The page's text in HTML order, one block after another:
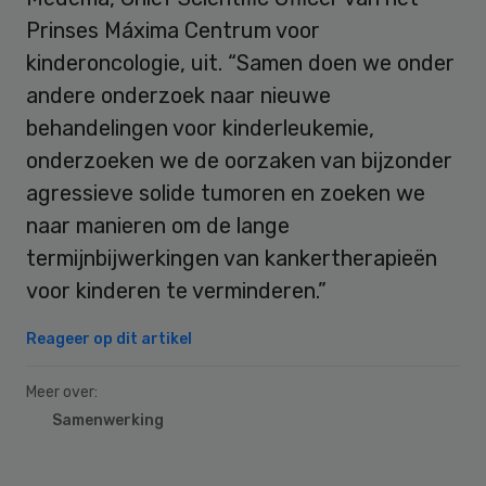
Prinses Máxima Centrum voor
kinderoncologie, uit. “Samen doen we onder
andere onderzoek naar nieuwe
behandelingen voor kinderleukemie,
onderzoeken we de oorzaken van bijzonder
agressieve solide tumoren en zoeken we
naar manieren om de lange
termijnbijwerkingen van kankertherapieën
voor kinderen te verminderen.”
Reageer op dit artikel
Meer over:
Samenwerking